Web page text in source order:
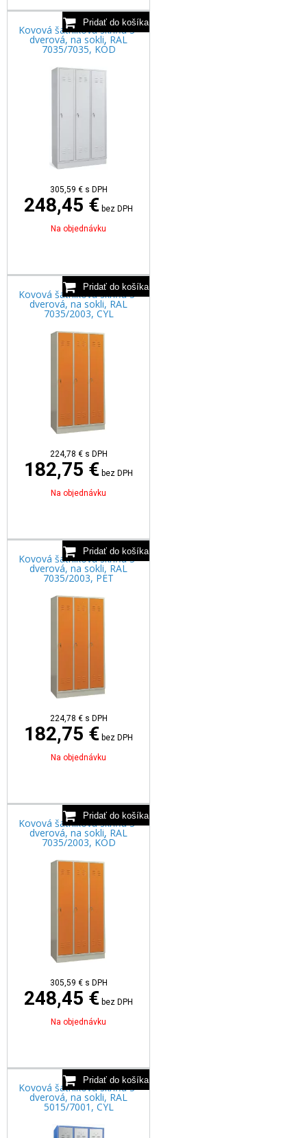
Kovová šatníková skriňa 3-
dverová, na sokli, RAL
7035/7035, KÓD
305,59 € s DPH
248,45 € bez DPH
Na objednávku
Kovová šatníková skriňa 3-
dverová, na sokli, RAL
7035/2003, CYL
224,78 € s DPH
182,75 € bez DPH
Na objednávku
Kovová šatníková skriňa 3-
dverová, na sokli, RAL
7035/2003, PET
224,78 € s DPH
182,75 € bez DPH
Na objednávku
Kovová šatníková skriňa 3-
dverová, na sokli, RAL
7035/2003, KÓD
305,59 € s DPH
248,45 € bez DPH
Na objednávku
Kovová šatníková skriňa 3-
dverová, na sokli, RAL
5015/7001, CYL